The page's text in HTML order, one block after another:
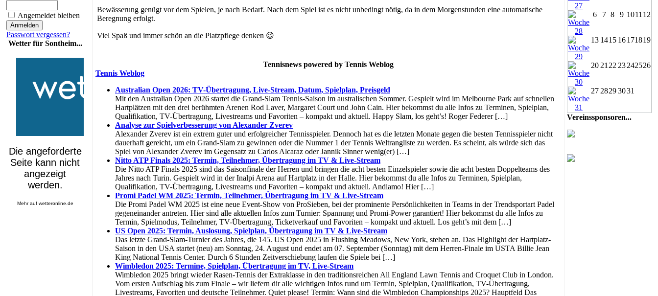
Angemeldet bleiben
Passwort vergessen?
Wetter für Sontheim...
Mehr auf wetteronline.de
Bewässerung genügt vor dem Spielen, je nach Bedarf. Nach dem Spiel ist es nicht unbedingt nötig, da in dem Morgenstunden eine automatische
Beregnung erfolgt.
Viel Spaß und immer schön an die Platzpflege denken 😉
Tennisnews powered by Tennis Weblog
Tennis Weblog
Australian Open 2026: TV-Übertragung, Live-Stream, Datum, Spielplan, Preisgeld
Mit den Australian Open 2026 startet die Grand-Slam Tennis-Saison im australischen Sommer. Gespielt wird im Melbourne Park auf schnellen
Hartplätzen mit den drei berühmten Arenen Rod Laver, Margaret Court und John Cain. Hier bekommst du alle Infos zu Terminen, Spielplan,
Qualifikation, TV-Übertragung, Livestreams und Favoriten – kompakt und aktuell. Happy Slam, los geht’s! Roger Federer […]
Analyse zur Spielverbesserung von Alexander Zverev
Alexander Zverev ist ein extrem guter und erfolgreicher Tennisspieler. Dennoch hat es die letzten Monate gegen die besten Tennisspieler nicht
dauerhaft gereicht, um ein Grand-Slam zu gewinnen oder die Nummer 1 der Tennis Weltrangliste zu werden. Es scheint, als würde sich das
Spiel von Alexander Zverev im Gegensatz zu Carlos Alcaraz oder Jannik Sinner wenig(er) […]
Nitto ATP Finals 2025: Termin, Teilnehmer, Übertragung im TV & Live-Stream
Die Nitto ATP Finals 2025 sind das Saisonfinale der Herren und bringen die acht besten Einzelspieler sowie die acht besten Doppelteams des
Jahres nach Turin. Gespielt wird in der Inalpi Arena auf Hartplatz in der Halle. Hier bekommst du alle Infos zu Terminen, Spielplan,
Qualifikation, TV-Übertragung, Livestreams und Favoriten – kompakt und aktuell. Andiamo! Hier […]
Promi Padel WM 2025: Termin, Teilnehmer, Übertragung im TV & Live-Stream
Die Promi Padel WM 2025 ist eine neue Event-Show von ProSieben, bei der prominente Persönlichkeiten in Teams in der Trendsportart Padel
gegeneinander antreten. Hier sind alle aktuellen Infos zum Turnier: Spannung und Promi-Power garantiert! Hier bekommst du alle Infos zu
Termin, Spielmodus, Teilnehmer, TV-Übertragung, Ticketverkauf und Favoriten – kompakt und aktuell. Los geht’s mit dem […]
US Open 2025: Termin, Auslosung, Spielplan, Übertragung im TV & Live-Stream
Das letzte Grand-Slam-Turnier des Jahres, die 145. US Open 2025 in Flushing Meadows, New York, stehen an. Das Highlight der Hartplatz-
Saison in den USA startet (neu) am Sonntag, 24. August und endet am 07. September (Sonntag) mit dem Herren-Finale im USTA Billie Jean
King National Tennis Center. Durch 6 Stunden Zeitverschiebung laufen die Spiele bei […]
Wimbledon 2025: Termine, Spielplan, Übertragung im TV, Live-Stream
Wimbledon 2025 bringt wieder Rasen-Tennis der Extraklasse in den traditionsreichen All England Lawn Tennis and Croquet Club in London.
Vom ersten Aufschlag bis zum Finale – wir liefern dir alle wichtigen Infos rund um Termin, Spielplan, Qualifikation, TV-Übertragung,
Livestreams, Favoriten und deutsche Teilnehmer. Quiet please! Termin: Wann sind die Wimbledon Championships 2025? Hauptfeld Das
6 7 8 9 1011 12
13 1415 16171819
20 21 22 23242526
27 28293031
Vereinssponsoren...